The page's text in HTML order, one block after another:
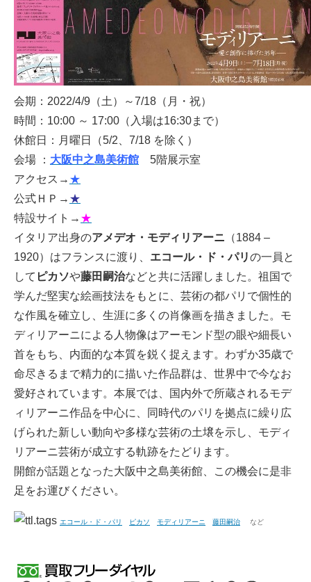
会期：2022/4/9（土）～7/18（月・祝）
時間：10:00 ～ 17:00（入場は16:30まで）
休館日：月曜日（5/2、7/18 を除く）
会場 ： 大阪中之島美術館 5階展示室
アクセス→ ★
公式ＨＰ→ ★
特設サイト→ ★
イタリア出身のアメデオ・モディリアーニ （1884 –
1920）はフランスに渡り、 エコール・ド・パリの一員と
して ピカソや藤田嗣治などと共に活躍しました。祖国で
学んだ堅実な絵画技法をもとに、芸術の都パリで個性的
な作風を確立し、生涯に多くの肖像画を描きました。モ
ディリアーニによる人物像はアーモンド型の眼や細長い
首をもち、内面的な本質を鋭く捉えます。わずか35歳で
命尽きるまで精力的に描いた作品群は、世界中で今なお
愛好されています。本展では、国内外で所蔵されるモデ
ィリアーニ作品を中心に、同時代のパリを拠点に繰り広
げられた新しい動向や多様な芸術の土壌を示し、モディ
リアーニ芸術が成立する軌跡をたどります。
開館が話題となった大阪中之島美術館、この機会に是非
足をお運びください。
エコール・ド・パリ ピカソ モディリアーニ 藤田嗣治 など